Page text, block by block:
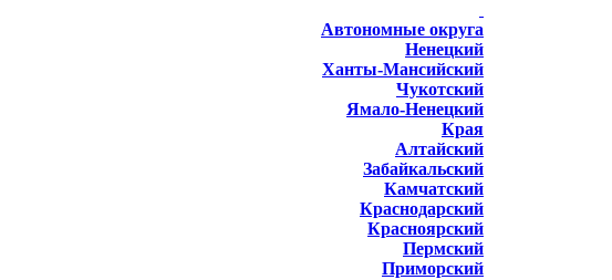
Автономные округа
Ненецкий
Ханты-Мансийский
Чукотский
Ямало-Ненецкий
Края
Алтайский
Забайкальский
Камчатский
Краснодарский
Красноярский
Пермский
Приморский